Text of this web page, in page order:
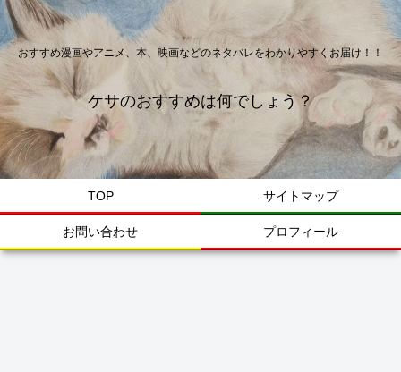
おすすめ漫画やアニメ、本、映画などのネタバレをわかりやすくお届け！！
ケサのおすすめは何でしょう？
TOP サイトマップ
お問い合わせ プロフィール